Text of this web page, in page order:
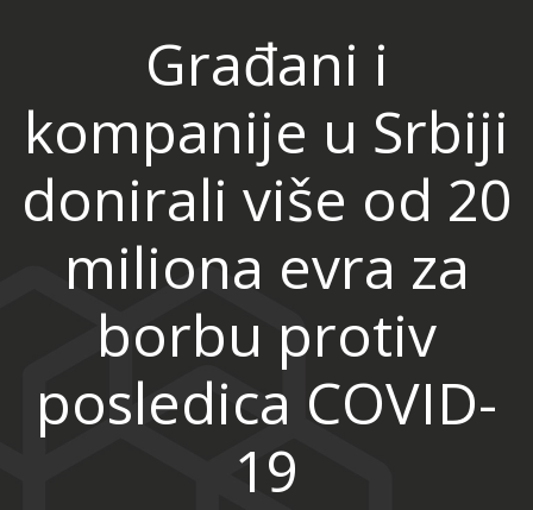
Građani i
kompanije u Srbiji
donirali više od 20
miliona evra za
borbu protiv
posledica COVID-
19